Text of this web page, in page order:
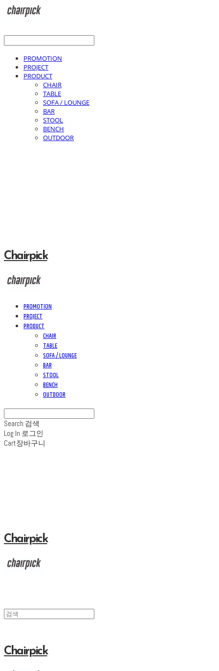
PROMOTION
PROJECT
PRODUCT
CHAIR
TABLE
SOFA / LOUNGE
BAR
STOOL
BENCH
OUTDOOR
Chairpick
PROMOTION
PROJECT
PRODUCT
CHAIR
TABLE
SOFA / LOUNGE
BAR
STOOL
BENCH
OUTDOOR
Search 검색
Log In 로그인
Cart장바구니
Chairpick
Chairpick